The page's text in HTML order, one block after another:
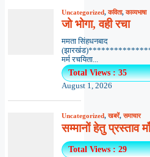
Uncategorized,कविता,काव्यभाषा
जो भोगा, वही रचा
ममता सिंहधनबाद
मर्म रचयिता...
Total Views : 35
August 1, 2026
Uncategorized,खबरें,समाचार
सम्मानों हेतु प्रस्ताव
Total Views : 29